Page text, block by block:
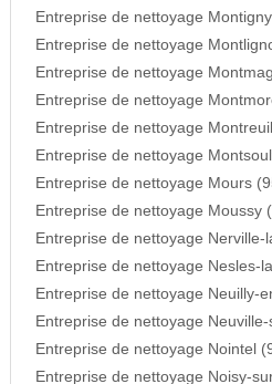
Entreprise de nettoyage
Entreprise de nettoyage
Entreprise de nettoyage
Entreprise de nettoyage
Entreprise de nettoyage
Entreprise de nettoyage
Entreprise de nettoyage Mours
Entreprise de nettoyage Moussy
Entreprise de nettoyage Nerville-
Entreprise de nettoyage Nesles-
Entreprise de nettoyage Neuilly-
Entreprise de nettoyage
Entreprise de nettoyage Nointel
Entreprise de nettoyage Noisy-